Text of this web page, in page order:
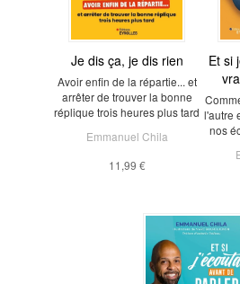
Je dis ça, je dis rien
Avoir enfin de la répartie... et
arrêter de trouver la bonne
réplique trois heures plus tard
Emmanuel Chila
11,99 €
Et si
l'autre
nos